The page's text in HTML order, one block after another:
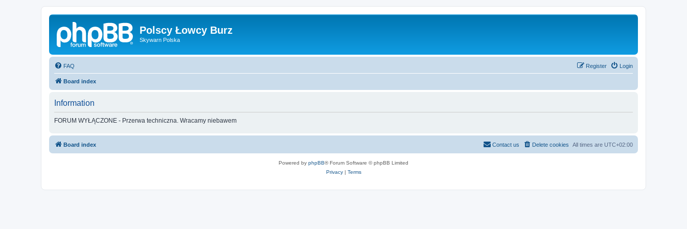
Polscy Łowcy Burz
Skywarn Polska
FAQ Login
Register
Board index
Information
FORUM WYŁĄCZONE - Przerwa techniczna. Wracamy niebawem
Board index All times are UTC+02:00
Delete cookies
Contact us
Powered by phpBB® Forum Software © phpBB Limited
Privacy| Terms